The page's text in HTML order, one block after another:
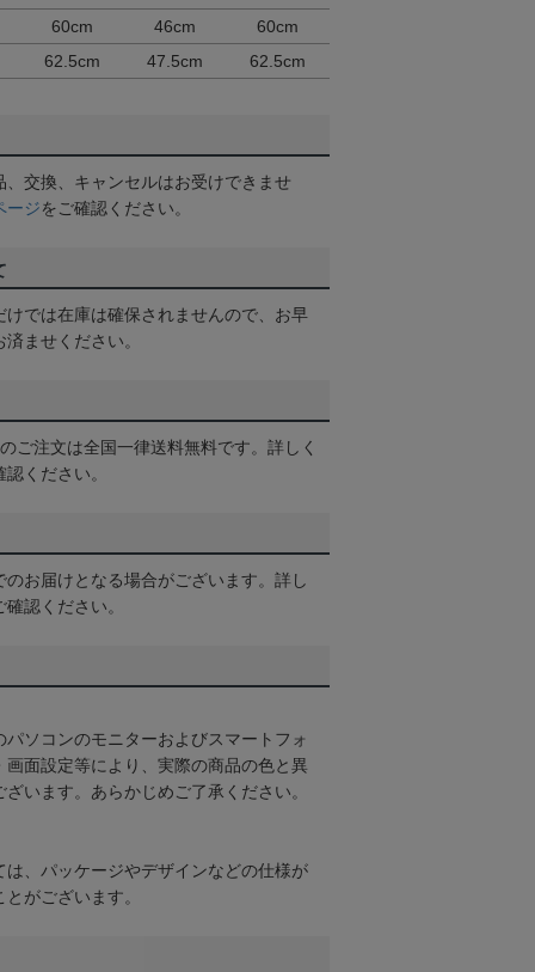
60cm
46cm
60cm
62.5cm
47.5cm 62.5cm
交換、キャンセルはお受けできませ
ージをご確認ください。
けでは在庫は確保されませんので、お早
ませください。
ご注文は全国一律送料無料です。詳しく
認ください。
お届けとなる場合がございます。詳し
確認ください。
ソコンのモニターおよびスマートフォ
画面設定等により、実際の商品の色と異
います。あらかじめご了承ください。
は、パッケージやデザインなどの仕様が
がございます。